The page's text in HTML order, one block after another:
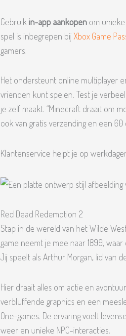
Gebruik in-app aankopen om
spel is inbegrepen bij Xbox Game
gamers.
Het ondersteunt online multiplayer
vrienden kunt spelen. Test je
je zelf maakt. “Minecraft draait om
ook van gratis verzending en een
Klantenservice helpt je op
Red Dead Redemption 2
Stap in de wereld van het Wilde
game neemt je mee naar 1899, waar
Jij speelt als Arthur Morgan, lid van
Hier draait alles om actie en
verbluffende graphics en een
One-games. De ervaring voelt
weer en unieke NPC-interacties.